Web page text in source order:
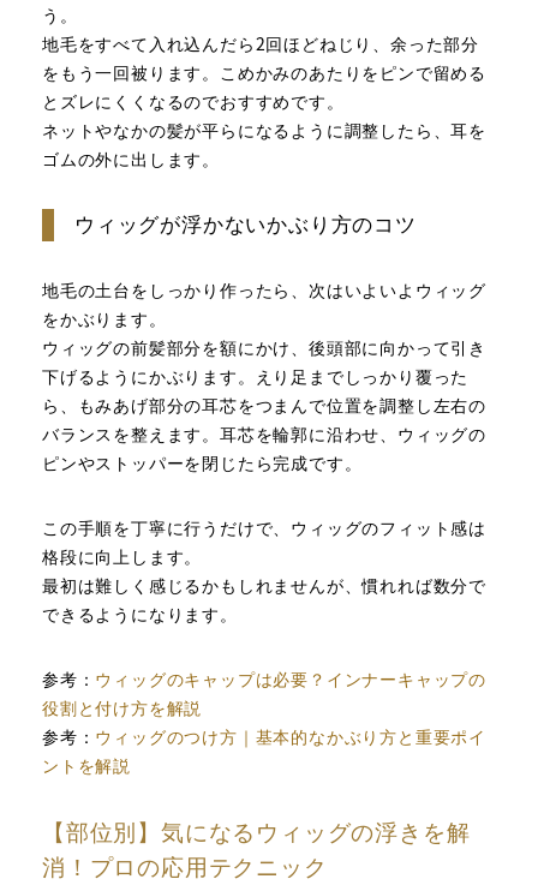
う。
地毛をすべて入れ込んだら2回ほどねじり、余った部分
をもう一回被ります。こめかみのあたりをピンで留める
とズレにくくなるのでおすすめです。
ネットやなかの髪が平らになるように調整したら、耳を
ゴムの外に出します。
ウィッグが浮かないかぶり方のコツ
地毛の土台をしっかり作ったら、次はいよいよウィッグ
をかぶります。
ウィッグの前髪部分を額にかけ、後頭部に向かって引き
下げるようにかぶります。えり足までしっかり覆った
ら、もみあげ部分の耳芯をつまんで位置を調整し左右の
バランスを整えます。耳芯を輪郭に沿わせ、ウィッグの
ピンやストッパーを閉じたら完成です。
この手順を丁寧に行うだけで、ウィッグのフィット感は
格段に向上します。
最初は難しく感じるかもしれませんが、慣れれば数分で
できるようになります。
参考： ウィッグのキャップは必要？インナーキャップの
役割と付け方を解説
参考： ウィッグのつけ方｜基本的なかぶり方と重要ポイ
ントを解説
【部位別】気になるウィッグの浮きを解
消！プロの応用テクニック